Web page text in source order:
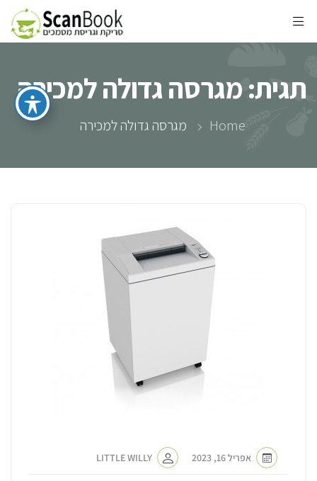
תגית:מגרסה גדולה למכירה
Home מגרסה גדולה למכירה
אפריל 16, 2023 LITTLE WILLY